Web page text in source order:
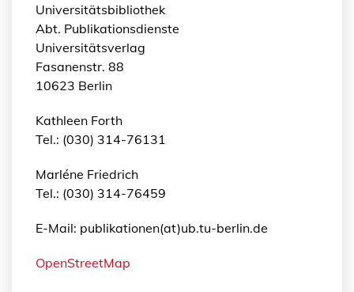
Universitätsbibliothek
Abt. Publikationsdienste
Universitätsverlag
Fasanenstr. 88
10623 Berlin
Kathleen Forth
Tel.: (030) 314-76131
Marléne Friedrich
Tel.: (030) 314-76459
E-Mail: publikationen(at)ub.tu-berlin.de
OpenStreetMap